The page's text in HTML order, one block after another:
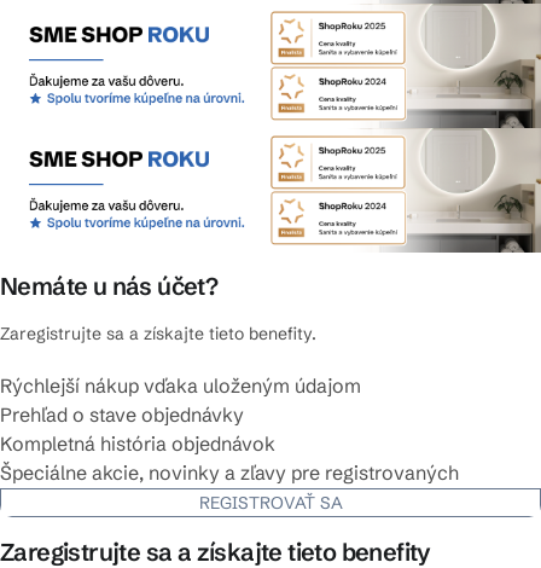
Nemáte u nás účet?
Zaregistrujte sa a získajte tieto benefity.
Rýchlejší nákup vďaka uloženým údajom
Prehľad o stave objednávky
Kompletná história objednávok
Špeciálne akcie, novinky a zľavy pre registrovaných
REGISTROVAŤ SA
Zaregistrujte sa a získajte tieto benefity